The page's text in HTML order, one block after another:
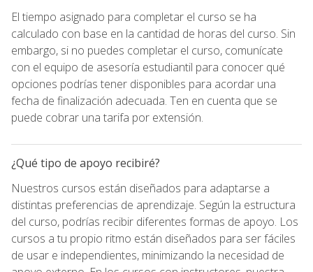
El tiempo asignado para completar el curso se ha
calculado con base en la cantidad de horas del curso. Sin
embargo, si no puedes completar el curso, comunícate
con el equipo de asesoría estudiantil para conocer qué
opciones podrías tener disponibles para acordar una
fecha de finalización adecuada. Ten en cuenta que se
puede cobrar una tarifa por extensión.
¿Qué tipo de apoyo recibiré?
Nuestros cursos están diseñados para adaptarse a
distintas preferencias de aprendizaje. Según la estructura
del curso, podrías recibir diferentes formas de apoyo. Los
cursos a tu propio ritmo están diseñados para ser fáciles
de usar e independientes, minimizando la necesidad de